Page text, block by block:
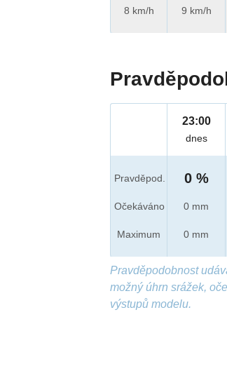
8 km/h
9 km/h
Pravděpod.
Očekáváno
Maximum
23:00
dnes
0 %
0 mm
0 mm
Pravděpodobnost
možný úhrn srážek,
výstupů modelu.